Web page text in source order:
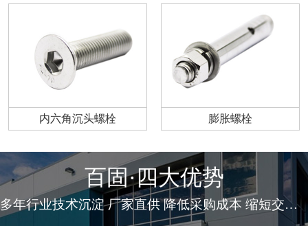
内六角沉头螺栓 膨胀螺栓
百固·四大优势
多年行业技术沉淀 厂家直供 降低采购成本 缩短交货周期